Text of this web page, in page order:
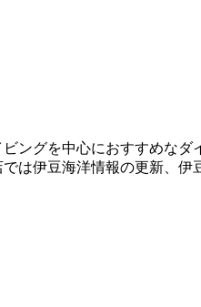
ングを中心におすすめな
は伊豆海洋情報の更新、伊